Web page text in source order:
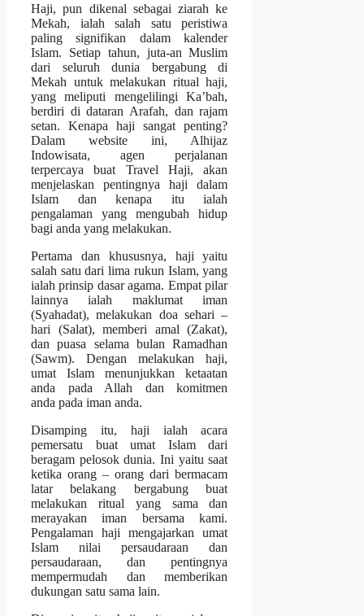
Haji, pun dikenal sebagai ziarah ke
Mekah, ialah salah satu peristiwa
paling signifikan dalam kalender
Islam. Setiap tahun, juta-an Muslim
dari seluruh dunia bergabung di
Mekah untuk melakukan ritual haji,
yang meliputi mengelilingi Ka’bah,
berdiri di dataran Arafah, dan rajam
setan. Kenapa haji sangat penting?
Dalam website ini, Alhijaz
Indowisata, agen perjalanan
terpercaya buat Travel Haji, akan
menjelaskan pentingnya haji dalam
Islam dan kenapa itu ialah
pengalaman yang mengubah hidup
bagi anda yang melakukan.
Pertama dan khususnya, haji yaitu
salah satu dari lima rukun Islam, yang
ialah prinsip dasar agama. Empat pilar
lainnya ialah maklumat iman
(Syahadat), melakukan doa sehari –
hari (Salat), memberi amal (Zakat),
dan puasa selama bulan Ramadhan
(Sawm). Dengan melakukan haji,
umat Islam menunjukkan ketaatan
anda pada Allah dan komitmen
anda pada iman anda.
Disamping itu, haji ialah acara
pemersatu buat umat Islam dari
beragam pelosok dunia. Ini yaitu saat
ketika orang – orang dari bermacam
latar belakang bergabung buat
melakukan ritual yang sama dan
merayakan iman bersama kami.
Pengalaman haji mengajarkan umat
Islam nilai persaudaraan dan
persaudaraan, dan pentingnya
mempermudah dan memberikan
dukungan satu sama lain.